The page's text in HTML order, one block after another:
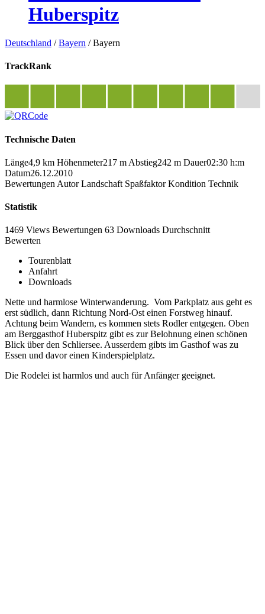
Huberspitz
Deutschland /Bayern /Bayern
TrackRank
Technische Daten
Länge4,9 km Höhenmeter217 m Abstieg242 m Dauer02:30 h:m
Datum26.12.2010
Bewertungen Autor Landschaft Spaßfaktor Kondition Technik
Statistik
1469 Views Bewertungen 63 Downloads Durchschnitt
Bewerten
Tourenblatt
Anfahrt
Downloads
Nette und harmlose Winterwanderung. Vom Parkplatz aus geht es
erst südlich, dann Richtung Nord-Ost einen Forstweg hinauf.
Achtung beim Wandern, es kommen stets Rodler entgegen. Oben
am Berggasthof Huberspitz gibt es zur Belohnung einen schönen
Blick über den Schliersee. Ausserdem gibts im Gasthof was zu
Essen und davor einen Kinderspielplatz.
Die Rodelei ist harmlos und auch für Anfänger geeignet.